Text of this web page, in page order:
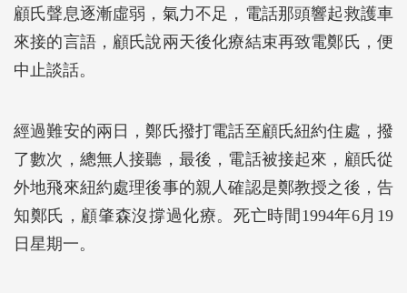
顧氏聲息逐漸虛弱，氣力不足，電話那頭響起救護車
來接的言語，顧氏說兩天後化療結束再致電鄭氏，便
中止談話。
經過難安的兩日，鄭氏撥打電話至顧氏紐約住處，撥
了數次，總無人接聽，最後，電話被接起來，顧氏從
外地飛來紐約處理後事的親人確認是鄭教授之後，告
知鄭氏，顧肇森沒撐過化療。死亡時間1994年6月19
日星期一。